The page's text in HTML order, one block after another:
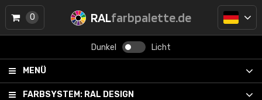
RALfarbpalette.de
Dunkel Licht
MENÜ
FARBSYSTEM: RAL DESIGN
0